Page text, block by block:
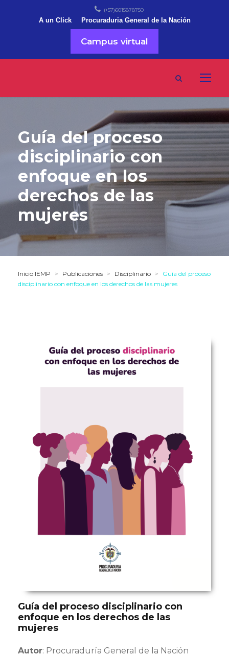
(+57)6015878750
A un Click Procuraduria General de la Nación
Campus virtual
Guía del proceso
disciplinario con
enfoque en los
derechos de las
mujeres
Inicio IEMP > Publicaciones > Disciplinario >
Guía del proceso
disciplinario con enfoque en los derechos de las mujeres
Guía del proceso disciplinario con
enfoque en los derechos de las
mujeres
Autor: Procuraduría General de la Nación